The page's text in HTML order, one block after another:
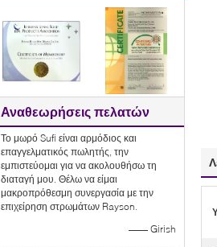
Αναθεωρήσεις πελατών
Το μωρό Sufi είναι αρμόδιος και
επαγγελματικός πωλητής, την
εμπιστεύομαι για να ακολουθήσω τη
διαταγή μου. Θέλω να είμαι
μακροπρόθεσμη συνεργασία με την
επιχείρηση στρωμάτων Rayson.
—— Girish